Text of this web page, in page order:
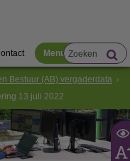
Menu
Bestuur (AB) vergaderdata
13 juli 2022